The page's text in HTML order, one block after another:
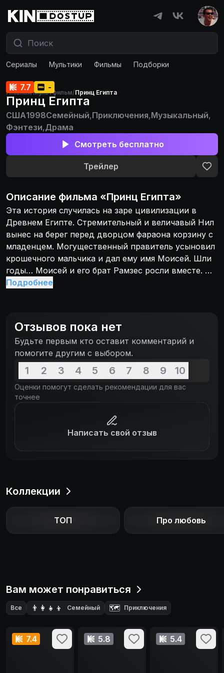
Сериалы Мультики Фильмы Подборки
Главная/Мультфильм/Принц Египта
7.7 -
Принц Египта
США1998Семейный,Приключения,Музыкальный,
Фэнтези,Драма
Смотреть бесплатно
Трейлер
Описание фильма «Принц Египта»
Эта история случилась на заре цивилизации в
Древнем Египте. Стремительный и величавый Нил
вынес на берег перед дворцом фараона корзину с
младенцем. Могущественный правитель усыновил
крошечного мальчика и дал ему имя Моисей. Шли
годы… Моисей и его брат Рамзес росли вместе. Но
придет день, когда один из братьев станет
Подробнее
Отзывов пока нет
Будьте первым кто оставит комментарий и
помогите другим с выбором.
1 2 3 4 5 6 7 8 9 10
Оценки помогут сделать рекомендации для вас
точнее
Написать свой отзыв
Коллекции
ТОП Про любовь
Вам может понравиться
Все 👨‍👩‍👧‍👦 Семейный 🗺️ Приключения
7.4 5.8 5.4